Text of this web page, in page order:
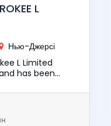
L
Нью-Джерсі
L Limited
has been